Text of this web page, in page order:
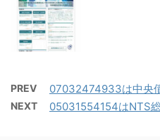
PREV 07032474933は中央
NEXT 05031554154はNTS